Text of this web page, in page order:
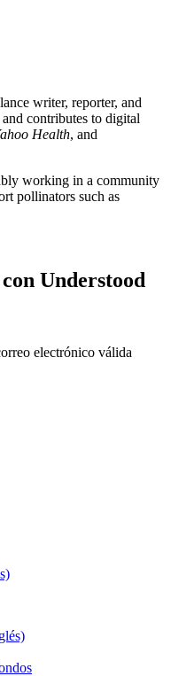
writer, reporter, and
contributes to digital
Health, and
working in a community
pollinators such as
Understood
electrónico válida